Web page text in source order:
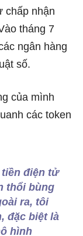
chấp nhận
tháng 7
ngân hàng
số.
của mình
các token
điện tử
thổi bùng
ra, tôi
đặc biệt là
hình